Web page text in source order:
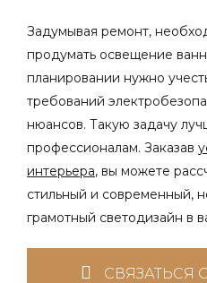
Задумывая ремонт,
продумать освещение
планировании нужно
требований
нюансов. Такую задачу
профессионалам. Заказав
интерьера, вы можете
стильный и современный,
грамотный светодизайн в
СВЯЗАТЬСЯ